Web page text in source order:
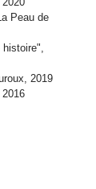
Peau de
2019
2016